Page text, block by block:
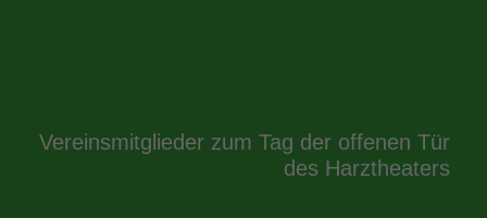
Vereinsmitglieder zum Tag der offenen Tür
des Harztheaters